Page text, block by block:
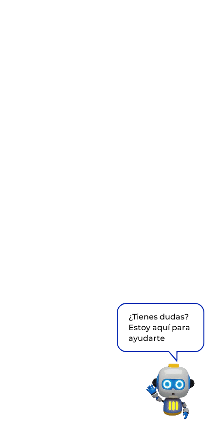
¿Tienes dudas?
Estoy aquí para
ayudarte